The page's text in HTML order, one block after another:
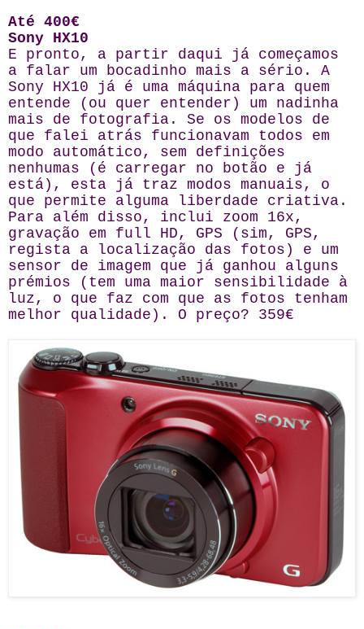
Até 400€
Sony HX10
E pronto, a partir daqui já começamos
a falar um bocadinho mais a sério. A
Sony HX10 já é uma máquina para quem
entende (ou quer entender) um nadinha
mais de fotografia. Se os modelos de
que falei atrás funcionavam todos em
modo automático, sem definições
nenhumas (é carregar no botão e já
está), esta já traz modos manuais, o
que permite alguma liberdade criativa.
Para além disso, inclui zoom 16x,
gravação em full HD, GPS (sim, GPS,
regista a localização das fotos) e um
sensor de imagem que já ganhou alguns
prémios (tem uma maior sensibilidade à
luz, o que faz com que as fotos tenham
melhor qualidade). O preço? 359€